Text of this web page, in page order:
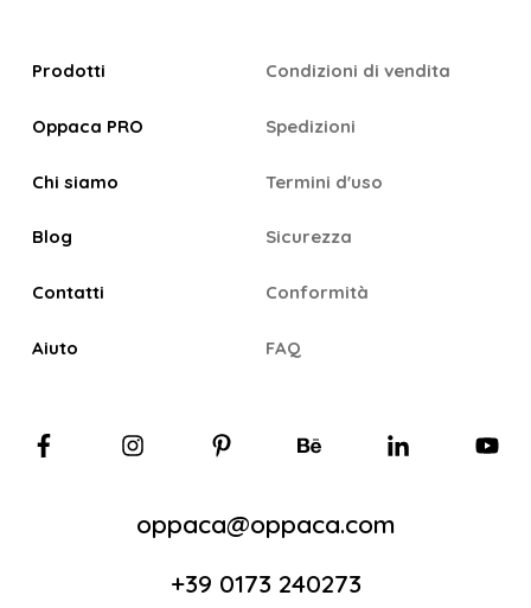
Prodotti
Oppaca PRO
Chi siamo
Blog
Contatti
Aiuto
Condizioni di vendita
Spedizioni
Termini d'uso
Sicurezza
Conformità
FAQ
oppaca@oppaca.com
+39 0173 240273